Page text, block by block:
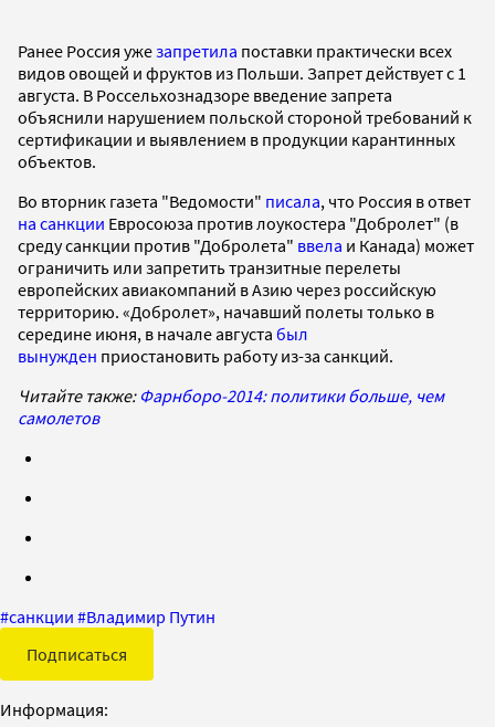
Ранее Россия ужезапретила поставки практически всех
видов овощей и фруктов из Польши. Запрет действует с 1
августа. В Россельхознадзоре введение запрета
объяснили нарушением польской стороной требований к
сертификации и выявлением в продукции карантинных
объектов.
Во вторник газета "Ведомости" писала, что Россия в ответ
на санкции Евросоюза против лоукостера "Добролет" (в
среду санкции против "Добролета" ввела и Канада) может
ограничить или запретить транзитные перелеты
европейских авиакомпаний в Азию через российскую
территорию. «Добролет», начавший полеты только в
середине июня, в начале августа был
вынужден приостановить работу из-за санкций.
Читайте также: Фарнборо-2014: политики больше, чем
самолетов
#санкции #Владимир Путин
Подписаться
Информация: